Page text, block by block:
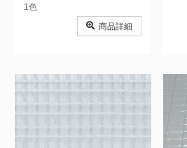
1色
商品詳細